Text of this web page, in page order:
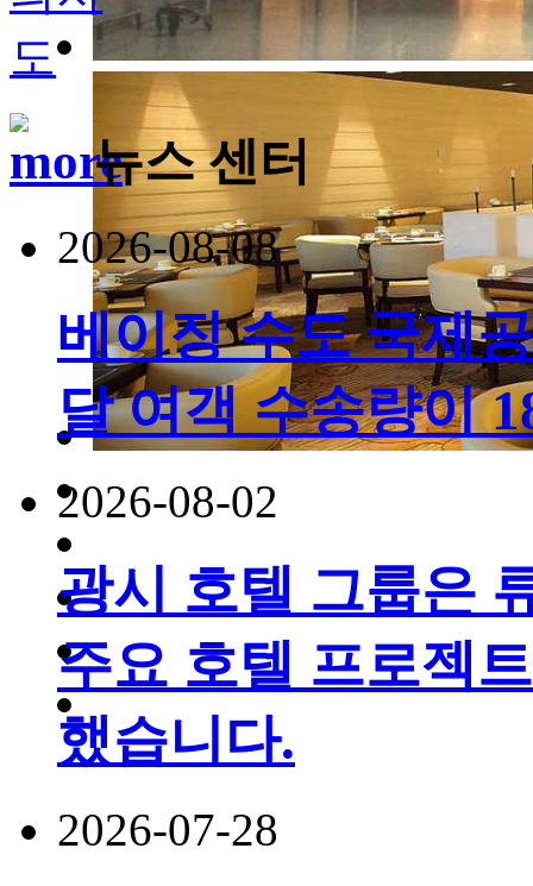
뉴스 센터
2026-08-08
베이징 수도 국제
달 여객 수송량이
2026-08-02
광시 호텔 그룹은
주요 호텔 프로젝
했습니다.
2026-07-28